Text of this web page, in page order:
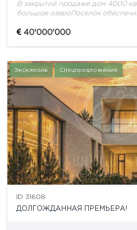
В закрытой продаже дом 4000
большое озероПоселок
развитую внутреннюю
40'000'000
Эксклюзив Спецпредложение
ID 31608
ДОЛГОЖДАННАЯ ПРЕМЬЕРА!